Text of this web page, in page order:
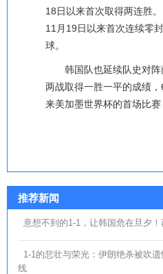
18日以来首次取得两连胜
11月19日以来首次连续零
球。
韩国队也延续队史对阵
两战取得一胜一平的成绩
来美加墨世界杯的首场比赛
推荐新闻
意想不到的1-1，让韩国危在旦夕
1-1的悲壮与荣光：伊朗绝杀被吹
线